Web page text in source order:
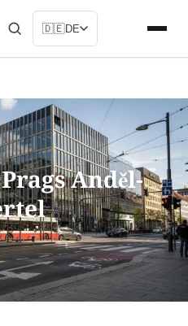
🇩🇪DE
Anděl-